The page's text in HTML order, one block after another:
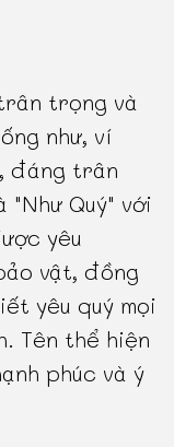
trọng và
như, ví
đáng trân
Quý" với
yêu
vật, đồng
yêu quý mọi
Tên thể hiện
phúc và ý